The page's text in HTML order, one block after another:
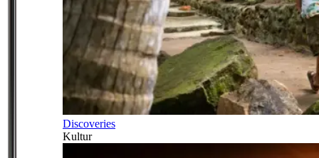
Discoveries
Kultur